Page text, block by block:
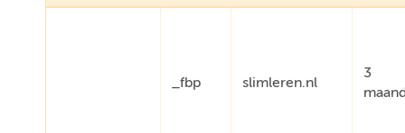
_fbp slimleren.nl
3